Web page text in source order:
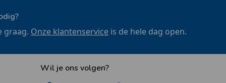
graag. Onze klantenservice is de hele dag open.
Wil je ons volgen?